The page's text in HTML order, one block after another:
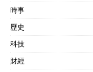
時事
歷史
科技
財經